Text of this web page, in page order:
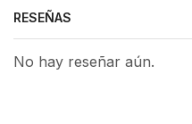
RESEÑAS
No hay reseñar aún.